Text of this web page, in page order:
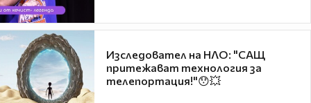
Изследовател на НЛО: "САЩ
притежават технология за
телепортация!"😯💥